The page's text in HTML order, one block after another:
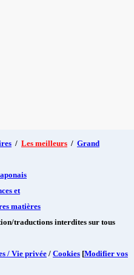
/ Les meilleurs / Grand
et
matières
traductions interdites sur tous
/ Vie privée / Cookies [Modifier vos